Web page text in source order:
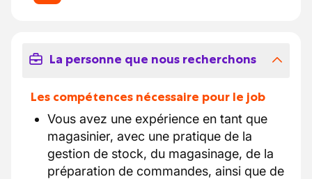
La personne que nous recherchons
Les compétences nécessaire pour le job
Vous avez une expérience en tant que
magasinier, avec une pratique de la
gestion de stock, du magasinage, de la
préparation de commandes, ainsi que de